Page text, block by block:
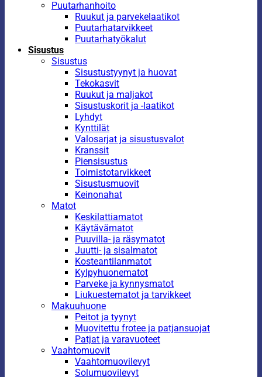
Puutarhanhoito
Ruukut ja parvekelaatikot
Puutarhatarvikkeet
Puutarhatyökalut
Sisustus
Sisustus
Sisustustyynyt ja huovat
Tekokasvit
Ruukut ja maljakot
Sisustuskorit ja -laatikot
Lyhdyt
Kynttilät
Valosarjat ja sisustusvalot
Kranssit
Piensisustus
Toimistotarvikkeet
Sisustusmuovit
Keinonahat
Matot
Keskilattiamatot
Käytävämatot
Puuvilla- ja räsymatot
Juutti- ja sisalmatot
Kosteantilanmatot
Kylpyhuonematot
Parveke ja kynnysmatot
Liukuestematot ja tarvikkeet
Makuuhuone
Peitot ja tyynyt
Muovitettu frotee ja patjansuojat
Patjat ja varavuoteet
Vaahtomuovit
Vaahtomuovilevyt
Solumuovilevyt